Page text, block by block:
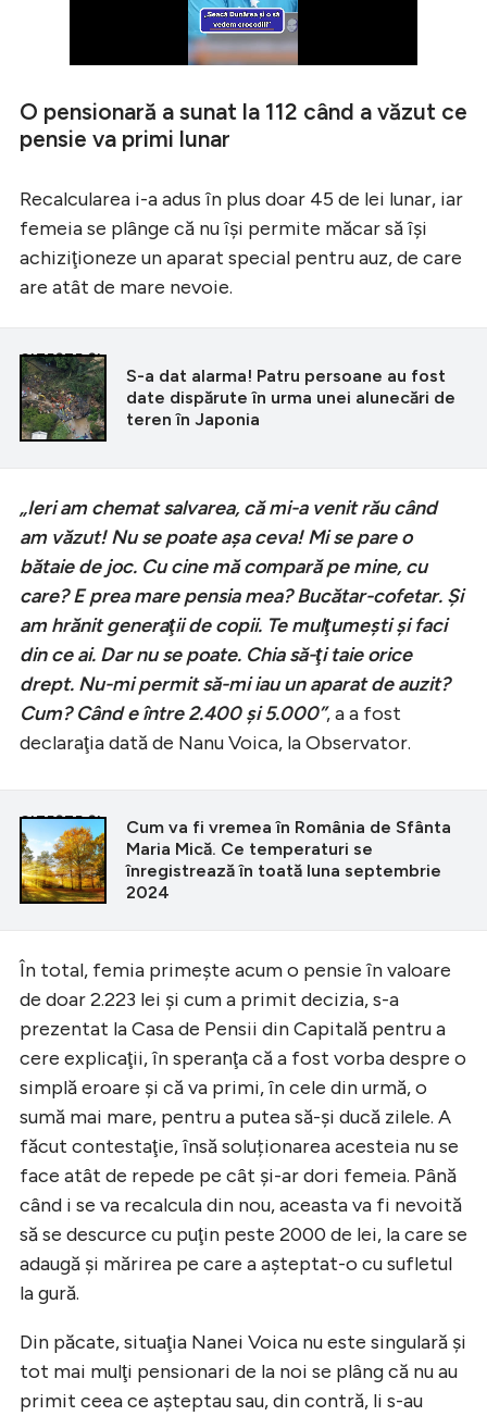
O pensionară a sunat la 112 când a văzut ce
pensie va primi lunar
Recalcularea i-a adus în plus doar 45 de lei lunar, iar
femeia se plânge că nu își permite măcar să își
achiziţioneze un aparat special pentru auz, de care
are atât de mare nevoie.
CITEȘTE ȘI
S-a dat alarma! Patru persoane au fost
date dispărute în urma unei alunecări de
teren în Japonia
„Ieri am chemat salvarea, că mi-a venit rău când
am văzut! Nu se poate aşa ceva! Mi se pare o
bătaie de joc. Cu cine mă compară pe mine, cu
care? E prea mare pensia mea? Bucătar-cofetar. Şi
am hrănit generaţii de copii. Te mulţumeşti şi faci
din ce ai. Dar nu se poate. Chia să-ţi taie orice
drept. Nu-mi permit să-mi iau un aparat de auzit?
Cum? Când e între 2.400 şi 5.000”, a a fost
declaraţia dată de Nanu Voica, la Observator.
CITEȘTE ȘI
Cum va fi vremea în România de Sfânta
Maria Mică. Ce temperaturi se
înregistrează în toată luna septembrie
2024
În total, femia primeşte acum o pensie în valoare
de doar 2.223 lei şi cum a primit decizia, s-a
prezentat la Casa de Pensii din Capitală pentru a
cere explicaţii, în speranţa că a fost vorba despre o
simplă eroare şi că va primi, în cele din urmă, o
sumă mai mare, pentru a putea să-şi ducă zilele. A
făcut contestaţie, însă soluționarea acesteia nu se
face atât de repede pe cât şi-ar dori femeia. Până
când i se va recalcula din nou, aceasta va fi nevoită
să se descurce cu puţin peste 2000 de lei, la care se
adaugă şi mărirea pe care a aşteptat-o cu sufletul
la gură.
Din păcate, situaţia Nanei Voica nu este singulară şi
tot mai mulţi pensionari de la noi se plâng că nu au
primit ceea ce aşteptau sau, din contră, li s-au